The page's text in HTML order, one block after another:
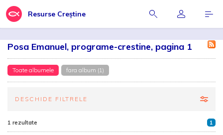
Resurse Creștine
Posa Emanuel, programe-crestine, pagina 1
Toate albumele fara album (1)
DESCHIDE FILTRELE
1 rezultate 1